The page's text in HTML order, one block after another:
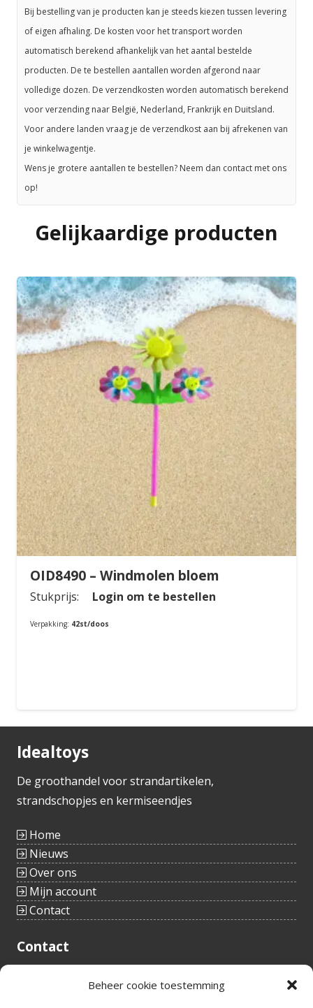
Beheer cookie toestemming
Bij bestelling van je producten kan je steeds kiezen tussen levering
of eigen afhaling. De kosten voor het transport worden
automatisch berekend afhankelijk van het aantal bestelde
producten. De te bestellen aantallen worden afgerond naar
volledige dozen. De verzendkosten worden automatisch berekend
voor verzending naar België, Nederland, Frankrijk en Duitsland.
Voor andere landen vraag je de verzendkost aan bij afrekenen van
je winkelwagentje.
Wens je grotere aantallen te bestellen? Neem dan contact met ons
op!
Gelijkaardige producten
OID8490 – Windmolen bloem
Stukprijs: Login om te bestellen
Verpakking: 42st/doos
Idealtoys
De groothandel voor strandartikelen,
strandschopjes en kermiseendjes
Home
Nieuws
Over ons
Mijn account
Contact
Contact
8760 Meulebeke